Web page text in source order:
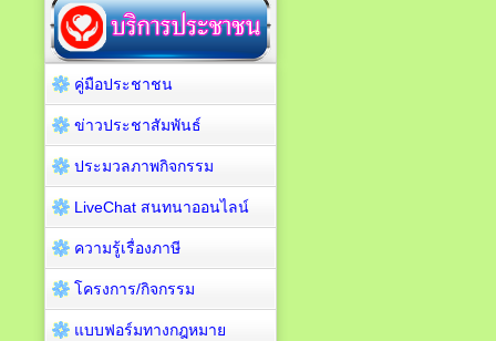
คู่มือประชาชน
ข่าวประชาสัมพันธ์
ประมวลภาพกิจกรรม
LiveChat สนทนาออนไลน์
ความรู้เรื่องภาษี
โครงการ/กิจกรรม
แบบฟอร์มทางกฎหมาย